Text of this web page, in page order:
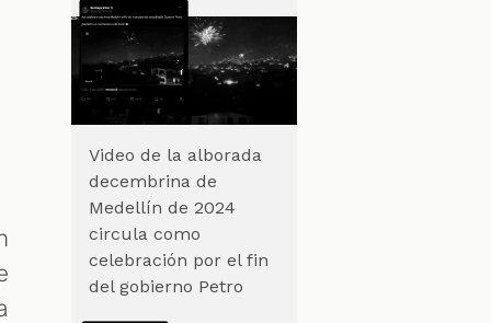
Video de la alborada
decembrina de
Medellín de 2024
circula como
celebración por el fin
del gobierno Petro